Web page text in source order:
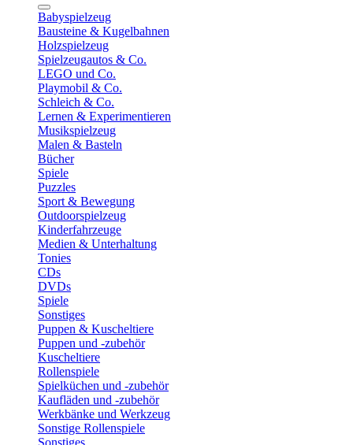
Babyspielzeug
Bausteine & Kugelbahnen
Holzspielzeug
Spielzeugautos & Co.
LEGO und Co.
Playmobil & Co.
Schleich & Co.
Lernen & Experimentieren
Musikspielzeug
Malen & Basteln
Bücher
Spiele
Puzzles
Sport & Bewegung
Outdoorspielzeug
Kinderfahrzeuge
Medien & Unterhaltung
Tonies
CDs
DVDs
Spiele
Sonstiges
Puppen & Kuscheltiere
Puppen und -zubehör
Kuscheltiere
Rollenspiele
Spielküchen und -zubehör
Kaufläden und -zubehör
Werkbänke und Werkzeug
Sonstige Rollenspiele
Sonstiges